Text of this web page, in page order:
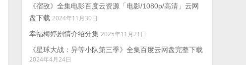
《宿敌》全集电影百度云资源「电影/1080p/高清」云网
盘下载 2024年11月30日
幸福梅婷剧情介绍分集 2025年11月21日
《星球大战：异等小队第三季》全集百度云网盘完整下载
2024年4月24日